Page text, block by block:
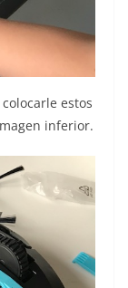
estos
inferior.